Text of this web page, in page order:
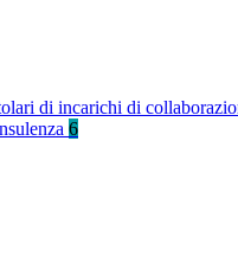
di incarichi di
6